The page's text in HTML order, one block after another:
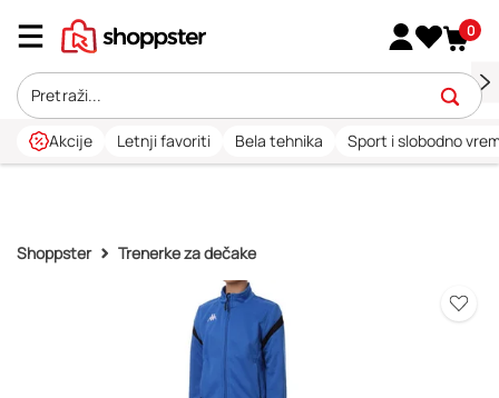
0
Akcije Letnji favoriti Bela tehnika Sport i slobodno
Shoppster Trenerke za dečake